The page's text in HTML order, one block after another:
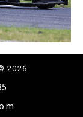
2026